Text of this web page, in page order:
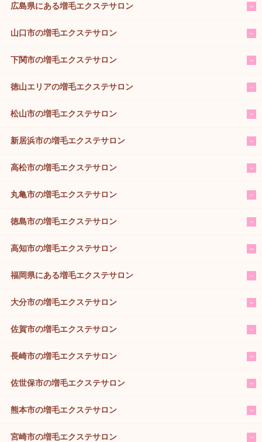
広島県にある増毛エクステサロン
山口市の増毛エクステサロン
下関市の増毛エクステサロン
徳山エリアの増毛エクステサロン
松山市の増毛エクステサロン
新居浜市の増毛エクステサロン
高松市の増毛エクステサロン
丸亀市の増毛エクステサロン
徳島市の増毛エクステサロン
高知市の増毛エクステサロン
福岡県にある増毛エクステサロン
大分市の増毛エクステサロン
佐賀市の増毛エクステサロン
長崎市の増毛エクステサロン
佐世保市の増毛エクステサロン
熊本市の増毛エクステサロン
宮崎市の増毛エクステサロン